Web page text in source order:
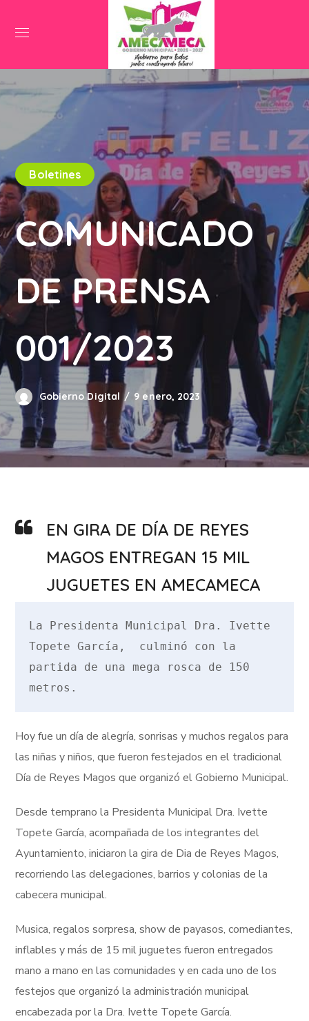
Boletines
COMUNICADO
DE PRENSA
001/2023
Gobierno Digital 9 enero, 2023
EN GIRA DE DÍA DE REYES
MAGOS ENTREGAN 15 MIL
JUGUETES EN AMECAMECA
La Presidenta Municipal Dra. Ivette
Topete García,  culminó con la
partida de una mega rosca de 150
Hoy fue un día de alegría, sonrisas y muchos regalos para
las niñas y niños, que fueron festejados en el tradicional
Día de Reyes Magos que organizó el Gobierno Municipal.
Desde temprano la Presidenta Municipal Dra. Ivette
Topete García, acompañada de los integrantes del
Ayuntamiento, iniciaron la gira de Dia de Reyes Magos,
recorriendo las delegaciones, barrios y colonias de la
cabecera municipal.
Musica, regalos sorpresa, show de payasos, comediantes,
inflables y más de 15 mil juguetes fueron entregados
mano a mano en las comunidades y en cada uno de los
festejos que organizó la administración municipal
encabezada por la Dra. Ivette Topete García.